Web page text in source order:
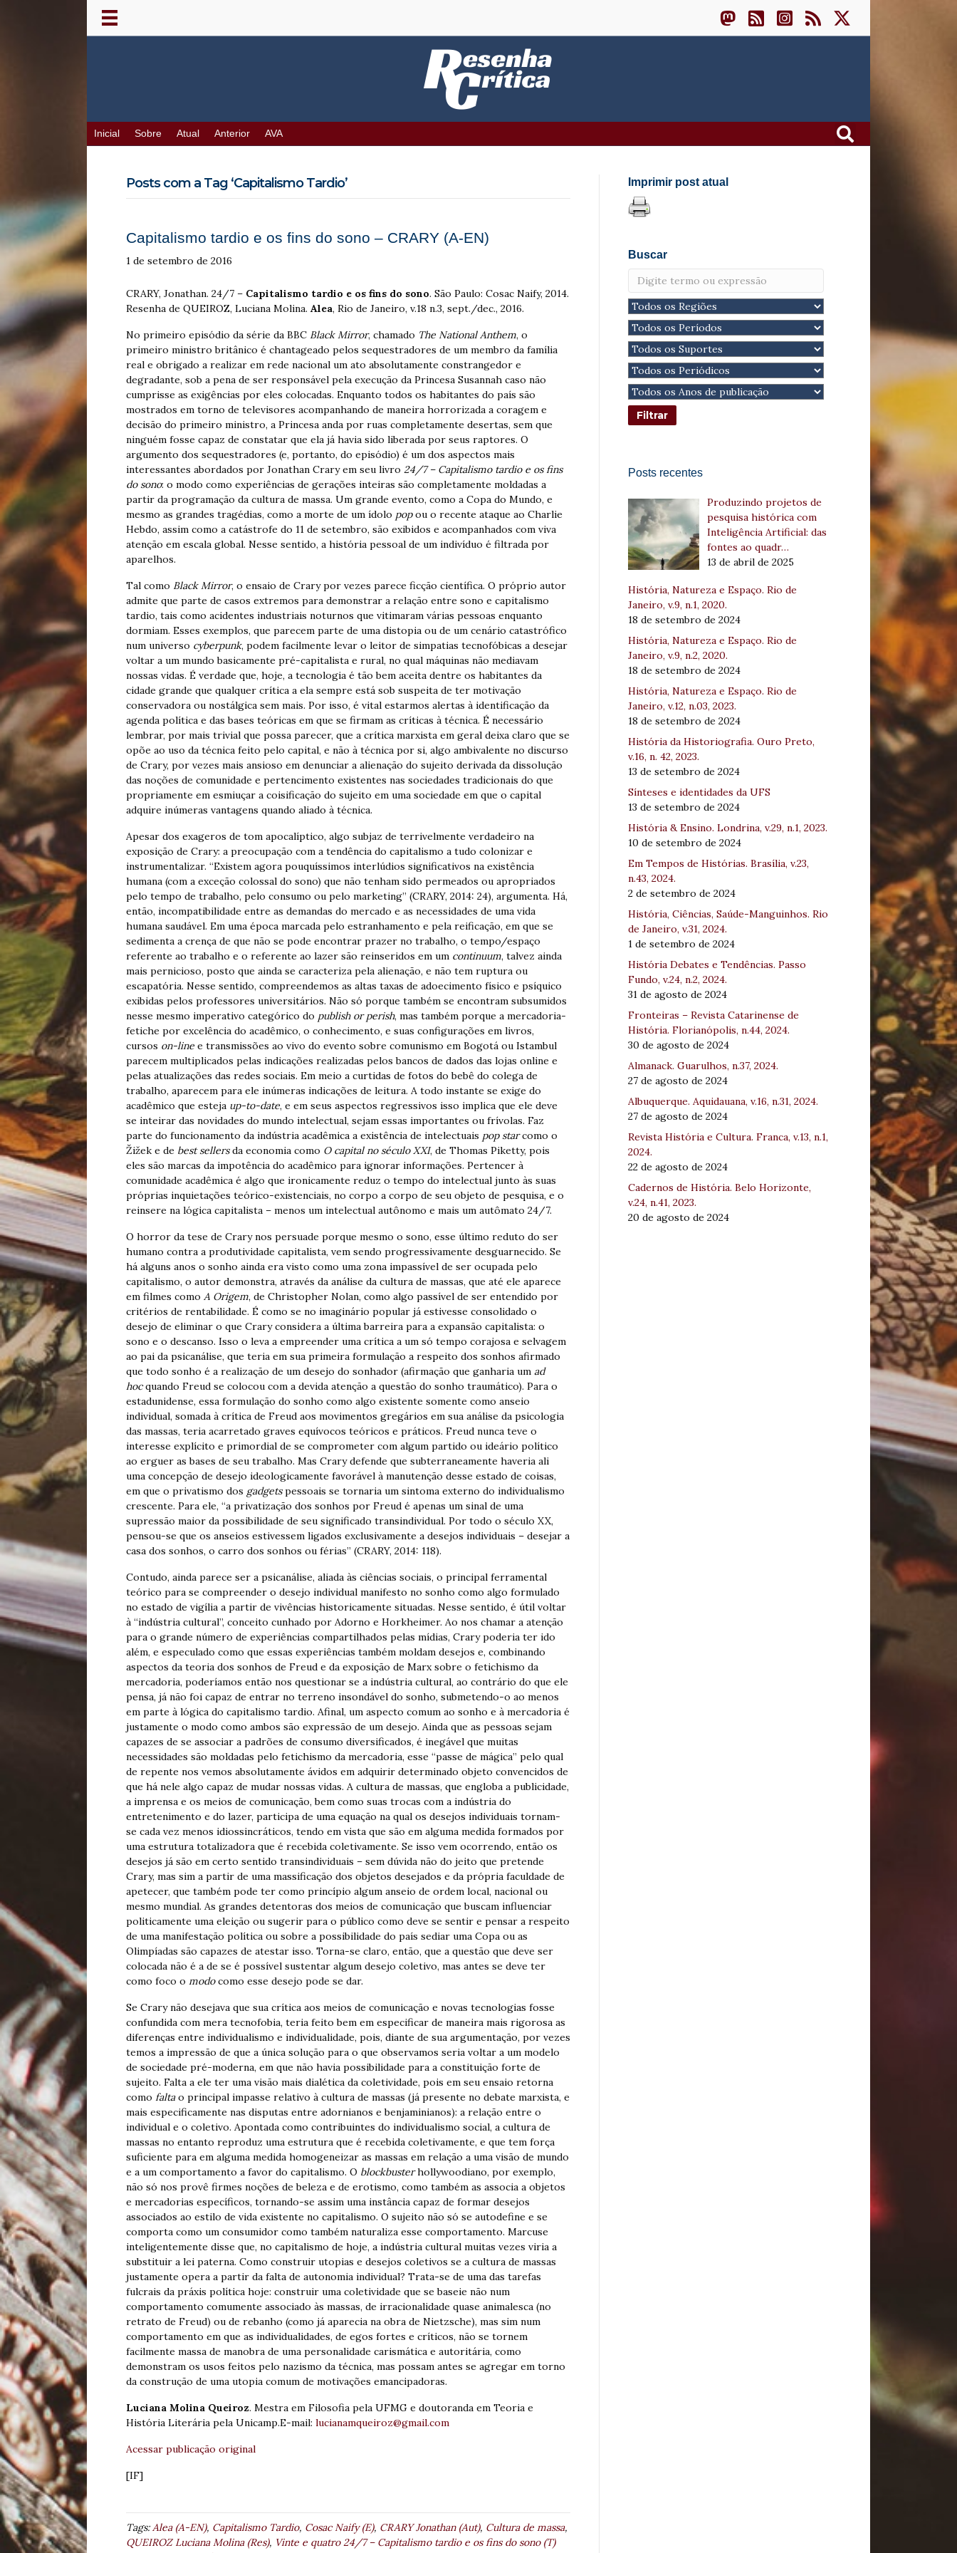
Inicial Sobre Atual Anterior AVA
Posts com a Tag ‘Capitalismo Tardio’
Capitalismo tardio e os fins do sono – CRARY (A-EN)
1 de setembro de 2016
CRARY, Jonathan. 24/7 – Capitalismo tardio e os fins do sono. São Paulo: Cosac Naify, 2014.
Resenha de QUEIROZ, Luciana Molina. Alea, Rio de Janeiro, v.18 n.3, sept./dec., 2016.
No primeiro episódio da série da BBC Black Mirror, chamado The National Anthem, o
primeiro ministro britânico é chantageado pelos sequestradores de um membro da família
real e obrigado a realizar em rede nacional um ato absolutamente constrangedor e
degradante, sob a pena de ser responsável pela execução da Princesa Susannah caso não
cumprisse as exigências por eles colocadas. Enquanto todos os habitantes do país são
mostrados em torno de televisores acompanhando de maneira horrorizada a coragem e
decisão do primeiro ministro, a Princesa anda por ruas completamente desertas, sem que
ninguém fosse capaz de constatar que ela já havia sido liberada por seus raptores. O
argumento dos sequestradores (e, portanto, do episódio) é um dos aspectos mais
interessantes abordados por Jonathan Crary em seu livro 24/7 – Capitalismo tardio e os fins
do sono: o modo como experiências de gerações inteiras são completamente moldadas a
partir da programação da cultura de massa. Um grande evento, como a Copa do Mundo, e
mesmo as grandes tragédias, como a morte de um ídolo popou o recente ataque ao Charlie
Hebdo, assim como a catástrofe do 11 de setembro, são exibidos e acompanhados com viva
atenção em escala global. Nesse sentido, a história pessoal de um indivíduo é filtrada por
aparelhos.
Tal como Black Mirror, o ensaio de Crary por vezes parece ficção científica. O próprio autor
admite que parte de casos extremos para demonstrar a relação entre sono e capitalismo
tardio, tais como acidentes industriais noturnos que vitimaram várias pessoas enquanto
dormiam. Esses exemplos, que parecem parte de uma distopia ou de um cenário catastrófico
num universo cyberpunk, podem facilmente levar o leitor de simpatias tecnofóbicas a desejar
voltar a um mundo basicamente pré-capitalista e rural, no qual máquinas não mediavam
nossas vidas. É verdade que, hoje, a tecnologia é tão bem aceita dentre os habitantes da
cidade grande que qualquer crítica a ela sempre está sob suspeita de ter motivação
conservadora ou nostálgica sem mais. Por isso, é vital estarmos alertas à identificação da
agenda política e das bases teóricas em que se firmam as críticas à técnica. É necessário
lembrar, por mais trivial que possa parecer, que a crítica marxista em geral deixa claro que se
opõe ao uso da técnica feito pelo capital, e não à técnica por si, algo ambivalente no discurso
de Crary, por vezes mais ansioso em denunciar a alienação do sujeito derivada da dissolução
das noções de comunidade e pertencimento existentes nas sociedades tradicionais do que
propriamente em esmiuçar a coisificação do sujeito em uma sociedade em que o capital
adquire inúmeras vantagens quando aliado à técnica.
Apesar dos exageros de tom apocalíptico, algo subjaz de terrivelmente verdadeiro na
exposição de Crary: a preocupação com a tendência do capitalismo a tudo colonizar e
instrumentalizar. “Existem agora pouquíssimos interlúdios significativos na existência
humana (com a exceção colossal do sono) que não tenham sido permeados ou apropriados
pelo tempo de trabalho, pelo consumo ou pelo marketing” (CRARY, 2014: 24), argumenta. Há,
então, incompatibilidade entre as demandas do mercado e as necessidades de uma vida
humana saudável. Em uma época marcada pelo estranhamento e pela reificação, em que se
sedimenta a crença de que não se pode encontrar prazer no trabalho, o tempo/espaço
referente ao trabalho e o referente ao lazer são reinseridos em um continuum, talvez ainda
mais pernicioso, posto que ainda se caracteriza pela alienação, e não tem ruptura ou
escapatória. Nesse sentido, compreendemos as altas taxas de adoecimento físico e psíquico
exibidas pelos professores universitários. Não só porque também se encontram subsumidos
nesse mesmo imperativo categórico do publish or perish, mas também porque a mercadoria-
fetiche por excelência do acadêmico, o conhecimento, e suas configurações em livros,
cursos on-line e transmissões ao vivo do evento sobre comunismo em Bogotá ou Istambul
parecem multiplicados pelas indicações realizadas pelos bancos de dados das lojas online e
pelas atualizações das redes sociais. Em meio a curtidas de fotos do bebê do colega de
trabalho, aparecem para ele inúmeras indicações de leitura. A todo instante se exige do
acadêmico que esteja up-to-date, e em seus aspectos regressivos isso implica que ele deve
se inteirar das novidades do mundo intelectual, sejam essas importantes ou frívolas. Faz
parte do funcionamento da indústria acadêmica a existência de intelectuais pop starcomo o
Žižek e de best sellersda economia como O capital no século XXI, de Thomas Piketty, pois
eles são marcas da impotência do acadêmico para ignorar informações. Pertencer à
comunidade acadêmica é algo que ironicamente reduz o tempo do intelectual junto às suas
próprias inquietações teórico-existenciais, no corpo a corpo de seu objeto de pesquisa, e o
reinsere na lógica capitalista – menos um intelectual autônomo e mais um autômato 24/7.
O horror da tese de Crary nos persuade porque mesmo o sono, esse último reduto do ser
humano contra a produtividade capitalista, vem sendo progressivamente desguarnecido. Se
há alguns anos o sonho ainda era visto como uma zona impassível de ser ocupada pelo
capitalismo, o autor demonstra, através da análise da cultura de massas, que até ele aparece
em filmes como A Origem, de Christopher Nolan, como algo passível de ser entendido por
critérios de rentabilidade. É como se no imaginário popular já estivesse consolidado o
desejo de eliminar o que Crary considera a última barreira para a expansão capitalista: o
sono e o descanso. Isso o leva a empreender uma crítica a um só tempo corajosa e selvagem
ao pai da psicanálise, que teria em sua primeira formulação a respeito dos sonhos afirmado
que todo sonho é a realização de um desejo do sonhador (afirmação que ganharia um ad
hocquando Freud se colocou com a devida atenção a questão do sonho traumático). Para o
estadunidense, essa formulação do sonho como algo existente somente como anseio
individual, somada à crítica de Freud aos movimentos gregários em sua análise da psicologia
das massas, teria acarretado graves equívocos teóricos e práticos. Freud nunca teve o
interesse explícito e primordial de se comprometer com algum partido ou ideário político
ao erguer as bases de seu trabalho. Mas Crary defende que subterraneamente haveria ali
uma concepção de desejo ideologicamente favorável à manutenção desse estado de coisas,
em que o privatismo dos gadgetspessoais se tornaria um sintoma externo do individualismo
crescente. Para ele, “a privatização dos sonhos por Freud é apenas um sinal de uma
supressão maior da possibilidade de seu significado transindividual. Por todo o século XX,
pensou-se que os anseios estivessem ligados exclusivamente a desejos individuais – desejar a
casa dos sonhos, o carro dos sonhos ou férias” (CRARY, 2014: 118).
Contudo, ainda parece ser a psicanálise, aliada às ciências sociais, o principal ferramental
teórico para se compreender o desejo individual manifesto no sonho como algo formulado
no estado de vigília a partir de vivências historicamente situadas. Nesse sentido, é útil voltar
à “indústria cultural”, conceito cunhado por Adorno e Horkheimer. Ao nos chamar a atenção
para o grande número de experiências compartilhados pelas mídias, Crary poderia ter ido
além, e especulado como que essas experiências também moldam desejos e, combinando
aspectos da teoria dos sonhos de Freud e da exposição de Marx sobre o fetichismo da
mercadoria, poderíamos então nos questionar se a indústria cultural, ao contrário do que ele
pensa, já não foi capaz de entrar no terreno insondável do sonho, submetendo-o ao menos
em parte à lógica do capitalismo tardio. Afinal, um aspecto comum ao sonho e à mercadoria é
justamente o modo como ambos são expressão de um desejo. Ainda que as pessoas sejam
capazes de se associar a padrões de consumo diversificados, é inegável que muitas
necessidades são moldadas pelo fetichismo da mercadoria, esse “passe de mágica” pelo qual
de repente nos vemos absolutamente ávidos em adquirir determinado objeto convencidos de
que há nele algo capaz de mudar nossas vidas. A cultura de massas, que engloba a publicidade,
a imprensa e os meios de comunicação, bem como suas trocas com a indústria do
entretenimento e do lazer, participa de uma equação na qual os desejos individuais tornam-
se cada vez menos idiossincráticos, tendo em vista que são em alguma medida formados por
uma estrutura totalizadora que é recebida coletivamente. Se isso vem ocorrendo, então os
desejos já são em certo sentido transindividuais – sem dúvida não do jeito que pretende
Crary, mas sim a partir de uma massificação dos objetos desejados e da própria faculdade de
apetecer, que também pode ter como princípio algum anseio de ordem local, nacional ou
mesmo mundial. As grandes detentoras dos meios de comunicação que buscam influenciar
politicamente uma eleição ou sugerir para o público como deve se sentir e pensar a respeito
de uma manifestação política ou sobre a possibilidade do país sediar uma Copa ou as
Olimpíadas são capazes de atestar isso. Torna-se claro, então, que a questão que deve ser
colocada não é a de se é possível sustentar algum desejo coletivo, mas antes se deve ter
como foco o modocomo esse desejo pode se dar.
Se Crary não desejava que sua crítica aos meios de comunicação e novas tecnologias fosse
confundida com mera tecnofobia, teria feito bem em especificar de maneira mais rigorosa as
diferenças entre individualismo e individualidade, pois, diante de sua argumentação, por vezes
temos a impressão de que a única solução para o que observamos seria voltar a um modelo
de sociedade pré-moderna, em que não havia possibilidade para a constituição forte de
sujeito. Falta a ele ter uma visão mais dialética da coletividade, pois em seu ensaio retorna
como faltao principal impasse relativo à cultura de massas (já presente no debate marxista, e
mais especificamente nas disputas entre adornianos e benjaminianos): a relação entre o
individual e o coletivo. Apontada como contribuintes do individualismo social, a cultura de
massas no entanto reproduz uma estrutura que é recebida coletivamente, e que tem força
suficiente para em alguma medida homogeneizar as massas em relação a uma visão de mundo
e a um comportamento a favor do capitalismo. O blockbusterhollywoodiano, por exemplo,
não só nos provê firmes noções de beleza e de erotismo, como também as associa a objetos
e mercadorias específicos, tornando-se assim uma instância capaz de formar desejos
associados ao estilo de vida existente no capitalismo. O sujeito não só se autodefine e se
comporta como um consumidor como também naturaliza esse comportamento. Marcuse
inteligentemente disse que, no capitalismo de hoje, a indústria cultural muitas vezes viria a
substituir a lei paterna. Como construir utopias e desejos coletivos se a cultura de massas
justamente opera a partir da falta de autonomia individual? Trata-se de uma das tarefas
fulcrais da práxis política hoje: construir uma coletividade que se baseie não num
comportamento comumente associado às massas, de irracionalidade quase animalesca (no
retrato de Freud) ou de rebanho (como já aparecia na obra de Nietzsche), mas sim num
comportamento em que as individualidades, de egos fortes e críticos, não se tornem
facilmente massa de manobra de uma personalidade carismática e autoritária, como
demonstram os usos feitos pelo nazismo da técnica, mas possam antes se agregar em torno
da construção de uma utopia comum de motivações emancipadoras.
Luciana Molina Queiroz. Mestra em Filosofia pela UFMG e doutoranda em Teoria e
História Literária pela Unicamp.E-mail: lucianamqueiroz@gmail.com
Acessar publicação original
[IF]
Tags:Alea (A-EN), Capitalismo Tardio, Cosac Naify (E), CRARY Jonathan (Aut), Cultura de massa,
QUEIROZ Luciana Molina (Res), Vinte e quatro 24/7 – Capitalismo tardio e os fins do sono (T)
Imprimir post atual
Buscar
Posts recentes
Produzindo projetos de
pesquisa histórica com
Inteligência Artificial: das
fontes ao quadr…
13 de abril de 2025
História, Natureza e Espaço. Rio de
Janeiro, v.9, n.1, 2020.
18 de setembro de 2024
História, Natureza e Espaço. Rio de
Janeiro, v.9, n.2, 2020.
18 de setembro de 2024
História, Natureza e Espaço. Rio de
Janeiro, v.12, n.03, 2023.
18 de setembro de 2024
História da Historiografia. Ouro Preto,
v.16, n. 42, 2023.
13 de setembro de 2024
Sínteses e identidades da UFS
13 de setembro de 2024
História & Ensino. Londrina, v.29, n.1, 2023.
10 de setembro de 2024
Em Tempos de Histórias. Brasília, v.23,
n.43, 2024.
2 de setembro de 2024
História, Ciências, Saúde-Manguinhos. Rio
de Janeiro, v.31, 2024.
1 de setembro de 2024
História Debates e Tendências. Passo
Fundo, v.24, n.2, 2024.
31 de agosto de 2024
Fronteiras – Revista Catarinense de
História. Florianópolis, n.44, 2024.
30 de agosto de 2024
Almanack. Guarulhos, n.37, 2024.
27 de agosto de 2024
Albuquerque. Aquidauana, v.16, n.31, 2024.
27 de agosto de 2024
Revista História e Cultura. Franca, v.13, n.1,
2024.
22 de agosto de 2024
Cadernos de História. Belo Horizonte,
v.24, n.41, 2023.
20 de agosto de 2024